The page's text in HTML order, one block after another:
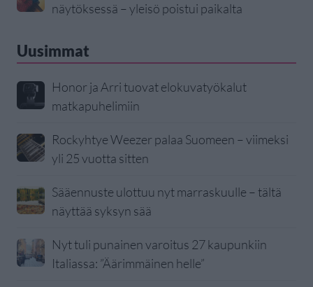
näytöksessä – yleisö poistui paikalta
Uusimmat
Honor ja Arri tuovat elokuvatyökalut
matkapuhelimiin
Rockyhtye Weezer palaa Suomeen – viimeksi
yli 25 vuotta sitten
Sääennuste ulottuu nyt marraskuulle – tältä
näyttää syksyn sää
Nyt tuli punainen varoitus 27 kaupunkiin
Italiassa: ”Äärimmäinen helle”